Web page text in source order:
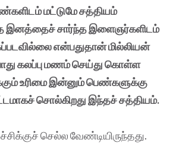
மட்டுமே சத்தியம்
இனத்தைச் சார்ந்த இளைஞர்களிடம்
என்பதுதான் மில்லியன்
கலப்பு மணம் செய்து கொள்ள
உரிமை இன்னும் பெண்களுக்கு
சொல்கிறது இந்தச் சத்தியம்.
செல்ல வேண்டியிருந்தது.